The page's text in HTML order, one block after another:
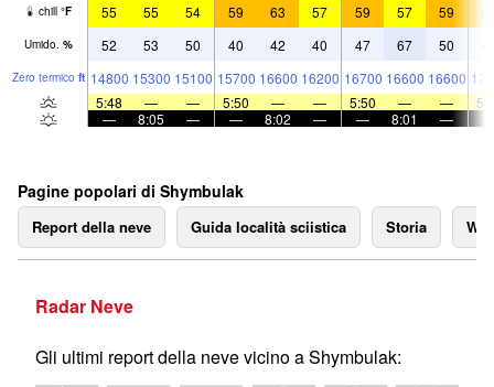
chill °F 55 55 54 59 63 57 59 57 59
Umido. % 52 53 50 40 42 40 47 67 50
Zero termico ft 14800 15300 15100 15700 16600 16200 16700 16600 16600
5:48
— — 5:50 — — 5:50 — —
—
8:05 — — 8:02 — — 8:01 —
Pagine popolari di Shymbulak
Report della neve Guida località sciistica Storia
Radar Neve
Gli ultimi report della neve vicino a Shymbulak: